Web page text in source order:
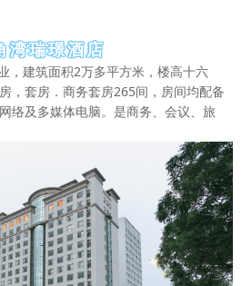
湾瑞璟酒店
，建筑面积2万多平方米，楼高十六
，套房．商务套房265间，房间均配备
络及多媒体电脑。是商务、会议、旅